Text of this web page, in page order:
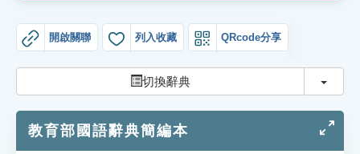
開啟關聯 列入收藏 QRcode分享
切換辭典 切換
教育部國語辭典簡編本